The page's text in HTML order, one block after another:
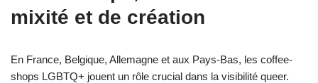
mixité et de création
En France, Belgique, Allemagne et aux Pays-Bas, les coffee-
shops LGBTQ+ jouent un rôle crucial dans la visibilité queer.